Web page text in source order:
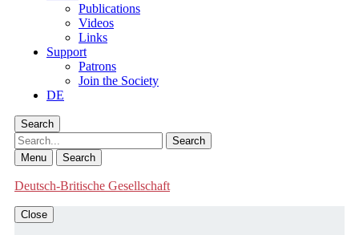
Publications
Videos
Links
Support
Patrons
Join the Society
DE
Search
Search
Menu Search
Deutsch-Britische Gesellschaft
Close